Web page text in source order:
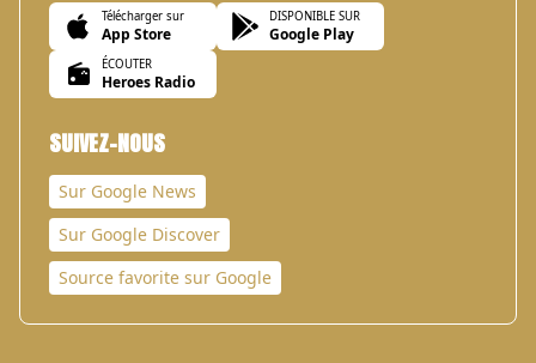
Télécharger sur
App Store
DISPONIBLE SUR
Google Play
ÉCOUTER
Heroes Radio
SUIVEZ-NOUS
Sur Google News
Sur Google Discover
Source favorite sur Google